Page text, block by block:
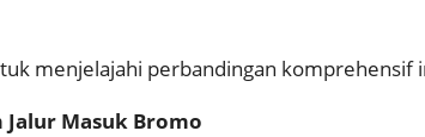
menjelajahi perbandingan
Masuk Bromo